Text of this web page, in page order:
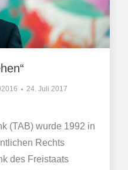
24. Juli 2017
(TAB) wurde 1992 in
Rechts
des Freistaats